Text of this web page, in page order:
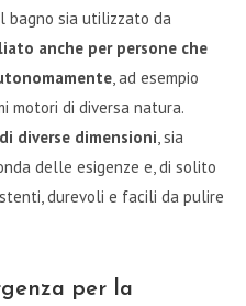
bagno sia utilizzato da
anche per persone che
, ad esempio
motori di diversa natura.
diverse dimensioni, sia
delle esigenze e, di solito
durevoli e facili da pulire
per la